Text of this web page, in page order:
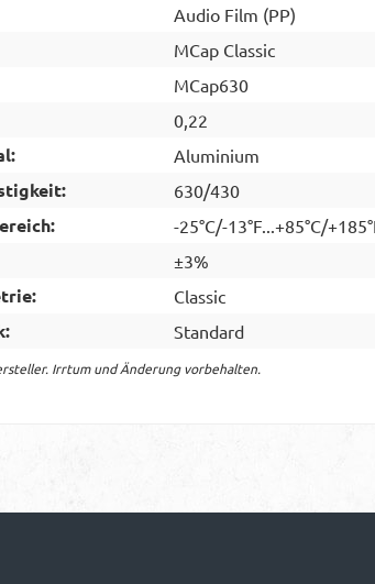
Audio Film (PP)
MCap Classic
MCap630
0,22
Aluminium
630/430
-25°C/-13°F...+85°C/
±3%
Classic
Standard
Irrtum und Änderung vorbehalten.